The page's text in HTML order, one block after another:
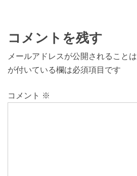
コメントを残す
メールアドレスが公開されることは
が付いている欄は必須項目です
コメント ※